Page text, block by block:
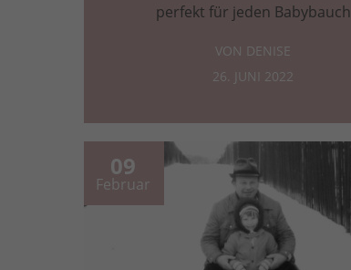
perfekt für jeden Babybauch
VON DENISE
26. JUNI 2022
09
Februar